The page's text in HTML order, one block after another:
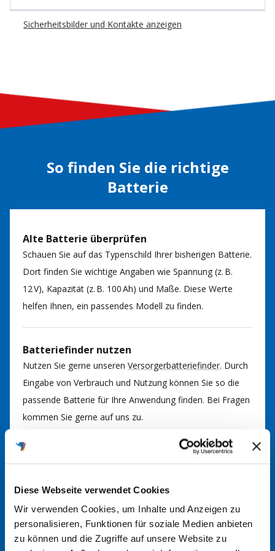
Diese Webseite verwendet Cookies
Wir verwenden Cookies, um Inhalte und Anzeigen zu
personalisieren, Funktionen für soziale Medien anbieten
zu können und die Zugriffe auf unsere Website zu
Sicherheitsbilder und Kontakte anzeigen
So finden Sie die richtige
Batterie
Alte Batterie überprüfen
Schauen Sie auf das Typenschild Ihrer bisherigen Batterie.
Dort finden Sie wichtige Angaben wie Spannung (z. B.
12 V), Kapazität (z. B. 100 Ah) und Maße. Diese Werte
helfen Ihnen, ein passendes Modell zu finden.
Batteriefinder nutzen
Nutzen Sie gerne unseren Versorgerbatteriefinder. Durch
Eingabe von Verbrauch und Nutzung können Sie so die
passende Batterie für Ihre Anwendung finden. Bei Fragen
kommen Sie gerne auf uns zu.
Informationen über den richtigen Batterietyp. Hier werden
die erforderlichen Spezifikationen und Größen angegeben.